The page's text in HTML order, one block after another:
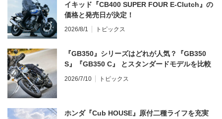
イキッド『CB400 SUPER FOUR E-Clutch』の
価格と発売日が決定！
2026/8/1 トピックス
『GB350』シリーズはどれが人気？『GB350
S』『GB350 C』 とスタンダードモデルを比較
2026/7/10 トピックス
ホンダ『Cub HOUSE』原付二種ライフを充実